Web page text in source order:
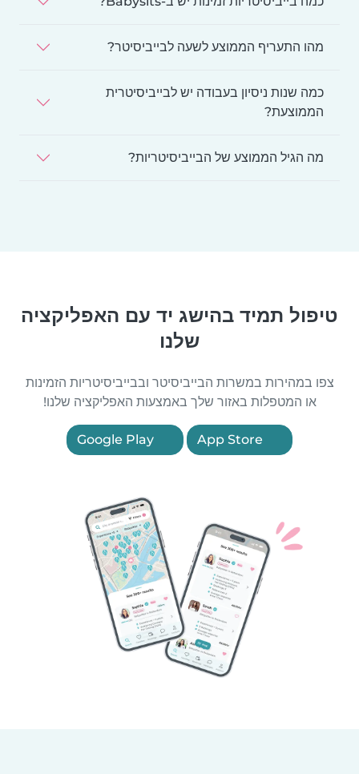
מהו התעריף הממוצע לשעה לבייביסיטר?
כמה שנות ניסיון בעבודה יש לבייביסיטרית
הממוצעת?
מה הגיל הממוצע של הבייביסיטריות?
טיפול תמיד בהישג יד עם האפליקציה
שלנו
צפו במהירות במשרות הבייביסיטר ובבייביסיטריות הזמינות
או המטפלות באזור שלך באמצעות האפליקציה שלנו!